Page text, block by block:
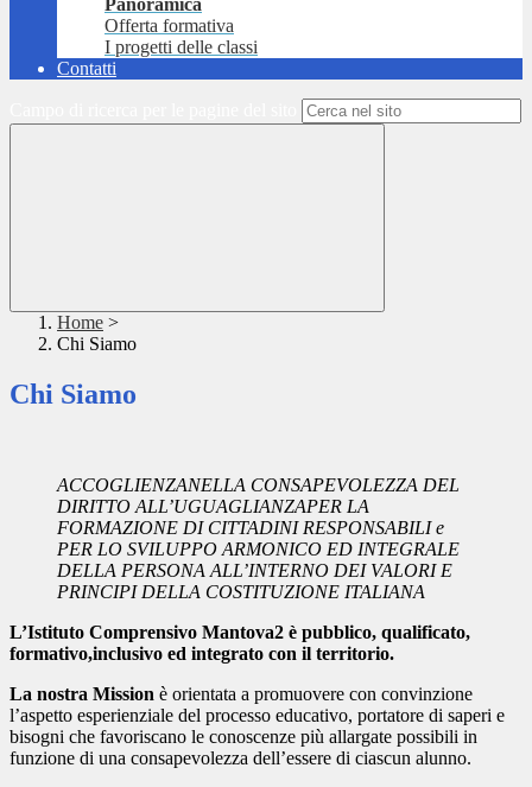
Panoramica
Offerta formativa
I progetti delle classi
Contatti
Home >
Chi Siamo
Chi Siamo
ACCOGLIENZANELLA CONSAPEVOLEZZA DEL
DIRITTO ALL’UGUAGLIANZAPER LA
FORMAZIONE DI CITTADINI RESPONSABILI e
PER LO SVILUPPO ARMONICO ED INTEGRALE
DELLA PERSONA ALL’INTERNO DEI VALORI E
PRINCIPI DELLA COSTITUZIONE ITALIANA
L’Istituto Comprensivo Mantova2 è pubblico, qualificato,
formativo,inclusivo ed integrato con il territorio.
La nostra Mission è orientata a promuovere con convinzione
l’aspetto esperienziale del processo educativo, portatore di saperi e
bisogni che favoriscano le conoscenze più allargate possibili in
funzione di una consapevolezza dell’essere di ciascun alunno.